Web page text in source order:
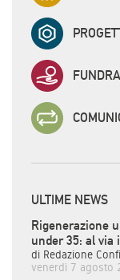
ULTIME NEWS
Rigenerazione
under 35: al via
di Redazione
venerdì 7 agosto